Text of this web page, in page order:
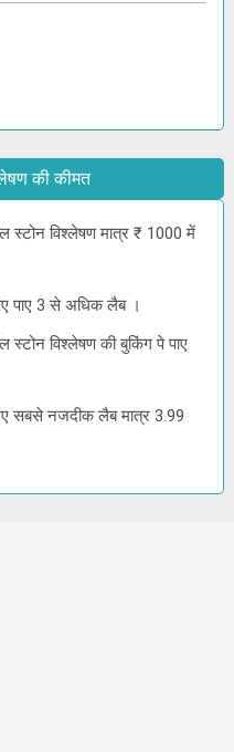
की कीमत
स्टोन विश्लेषण मात्र ₹ 1000 में
पाए 3 से अधिक लैब ।
स्टोन विश्लेषण की बुकिंग पे पाए
सबसे नजदीक लैब मात्र 3.99